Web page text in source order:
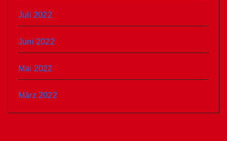
Juli 2022
Juni 2022
Mai 2022
März 2022